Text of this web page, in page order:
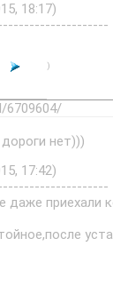
18:17)
)
6709604/
нет)))
17:42)
даже приехали